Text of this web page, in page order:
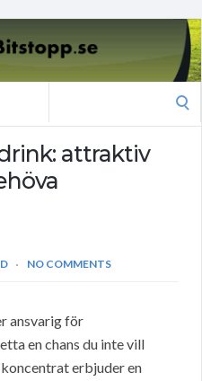
attraktiv
NO COMMENTS
ansvarig för
en chans du inte vill
erbjuder en